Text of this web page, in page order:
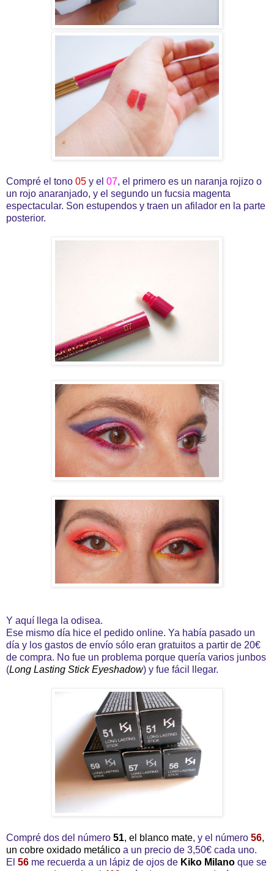
Compré el tono 05 y el 07, el primero es un naranja rojizo o
un rojo anaranjado, y el segundo un fucsia magenta
espectacular. Son estupendos y traen un afilador en la parte
posterior.
Y aquí llega la odisea.
Ese mismo día hice el pedido online. Ya había pasado un
día y los gastos de envío sólo eran gratuitos a partir de 20€
de compra. No fue un problema porque quería varios junbos
(Long Lasting Stick Eyeshadow) y fue fácil llegar.
Compré dos del número 51, el blanco mate, y el número 56,
un cobre oxidado metálico a un precio de 3,50€ cada uno.
El 56 me recuerda a un lápiz de ojos de Kiko Milano que se